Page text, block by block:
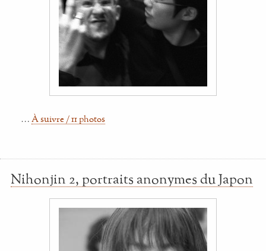
… À suivre / 11 photos
Nihonjin 2, portraits anonymes du Japon